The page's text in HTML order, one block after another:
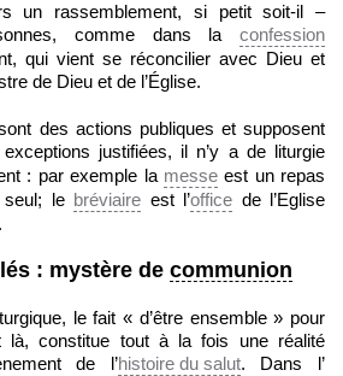
un rassemblement, si petit soit-il –
comme dans la confession
qui vient se réconcilier avec Dieu et
de Dieu et de l’Église.
des actions publiques et supposent
justifiées, il n’y a de liturgie
: par exemple la messeest un repas
seul; le bréviaire est l’office de l’Eglise
: mystère de communion
le fait « d’être ensemble » pour
là, constitue tout à la fois une réalité
de l’histoire du salut. Dans l’